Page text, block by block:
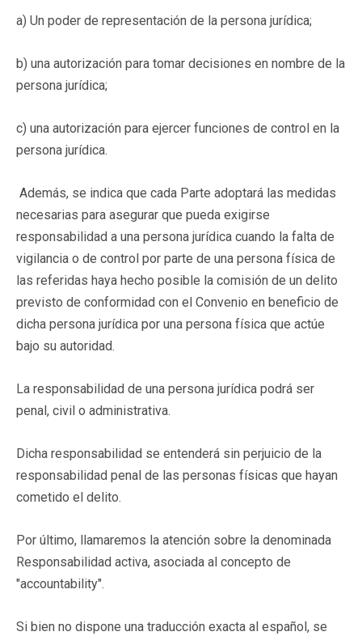
a) Un poder de representación de la persona jurídica;
b) una autorización para tomar decisiones en nombre de la
persona jurídica;
c) una autorización para ejercer funciones de control en la
persona jurídica.
Además, se indica que cada Parte adoptará las medidas
necesarias para asegurar que pueda exigirse
responsabilidad a una persona jurídica cuando la falta de
vigilancia o de control por parte de una persona física de
las referidas haya hecho posible la comisión de un delito
previsto de conformidad con el Convenio en beneficio de
dicha persona jurídica por una persona física que actúe
bajo su autoridad.
La responsabilidad de una persona jurídica podrá ser
penal, civil o administrativa.
Dicha responsabilidad se entenderá sin perjuicio de la
responsabilidad penal de las personas físicas que hayan
cometido el delito.
Por último, llamaremos la atención sobre la denominada
Responsabilidad activa, asociada al concepto de
"accountability".
Si bien no dispone una traducción exacta al español, se